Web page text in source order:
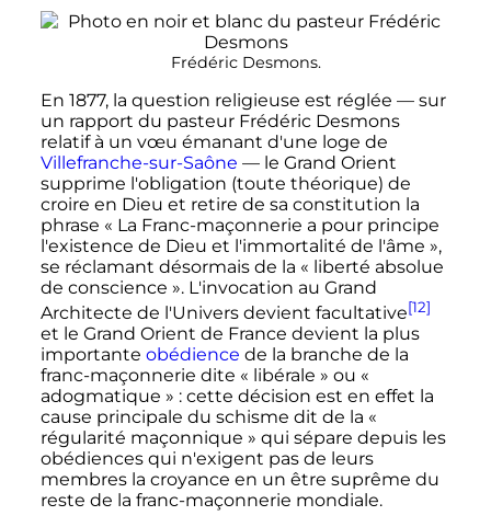
Frédéric Desmons.
En 1877, la question religieuse est réglée — sur
un rapport du pasteur Frédéric Desmons
relatif à un vœu émanant d'une loge de
Villefranche-sur-Saône —le Grand Orient
supprime l'obligation (toute théorique) de
croire en Dieu et retire de sa constitution la
phrase « La Franc-maçonnerie a pour principe
l'existence de Dieu et l'immortalité de l'âme »,
se réclamant désormais de la « liberté absolue
de conscience ». L'invocation au Grand
Architecte de l'Univers devient facultative[12]
et le Grand Orient de France devient la plus
importante obédience de la branche de la
franc-maçonnerie dite « libérale » ou «
adogmatique » : cette décision est en effet la
cause principale du schisme dit de la «
régularité maçonnique » qui sépare depuis les
obédiences qui n'exigent pas de leurs
membres la croyance en un être suprême du
reste de la franc-maçonnerie mondiale.